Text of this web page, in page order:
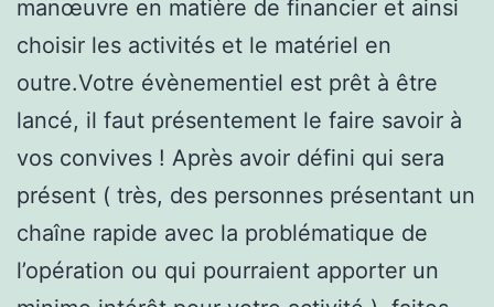
manœuvre en matière de financier et ainsi
choisir les activités et le matériel en
outre.Votre évènementiel est prêt à être
lancé, il faut présentement le faire savoir à
vos convives ! Après avoir défini qui sera
présent ( très, des personnes présentant un
chaîne rapide avec la problématique de
l’opération ou qui pourraient apporter un